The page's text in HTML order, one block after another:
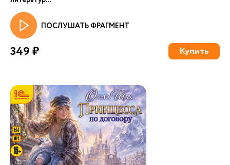
ПОСЛУШАТЬ ФРАГМЕНТ
349 ₽ Купить